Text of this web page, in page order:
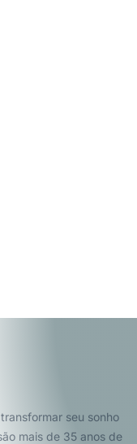
seu sonho
mais de 35 anos de